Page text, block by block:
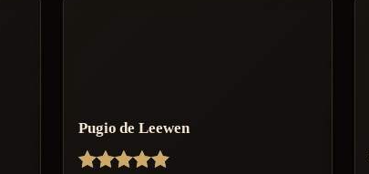
Pugio de Leewen